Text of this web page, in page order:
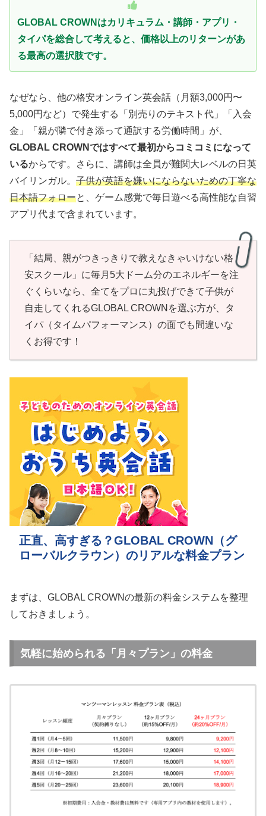
GLOBAL CROWNはカリキュラム・講師・アプリ・
タイパを総合して考えると、価格以上のリターンがあ
る最高の選択肢です。
なぜなら、他の格安オンライン英会話（月額3,000円〜
5,000円など）で発生する「別売りのテキスト代」「入会
金」「親が隣で付き添って通訳する労働時間」が、
GLOBAL CROWNではすべて最初からコミコミになって
いるからです。さらに、講師は全員が難関大レベルの日英
バイリンガル。 子供が英語を嫌いにならないための丁寧な
日本語フォローと、ゲーム感覚で毎日遊べる高性能な自習
アプリ代まで含まれています。
「結局、親がつきっきりで教えなきゃいけない格
安スクール」に毎月5大ドーム分のエネルギーを注
ぐくらいなら、全てをプロに丸投げできて子供が
自走してくれるGLOBAL CROWNを選ぶ方が、タ
イパ（タイムパフォーマンス）の面でも間違いな
くお得です！
正直、高すぎる？GLOBAL CROWN（グ
ローバルクラウン）のリアルな料金プラン
まずは、GLOBAL CROWNの最新の料金システムを整理
しておきましょう。
気軽に始められる「月々プラン」の料金